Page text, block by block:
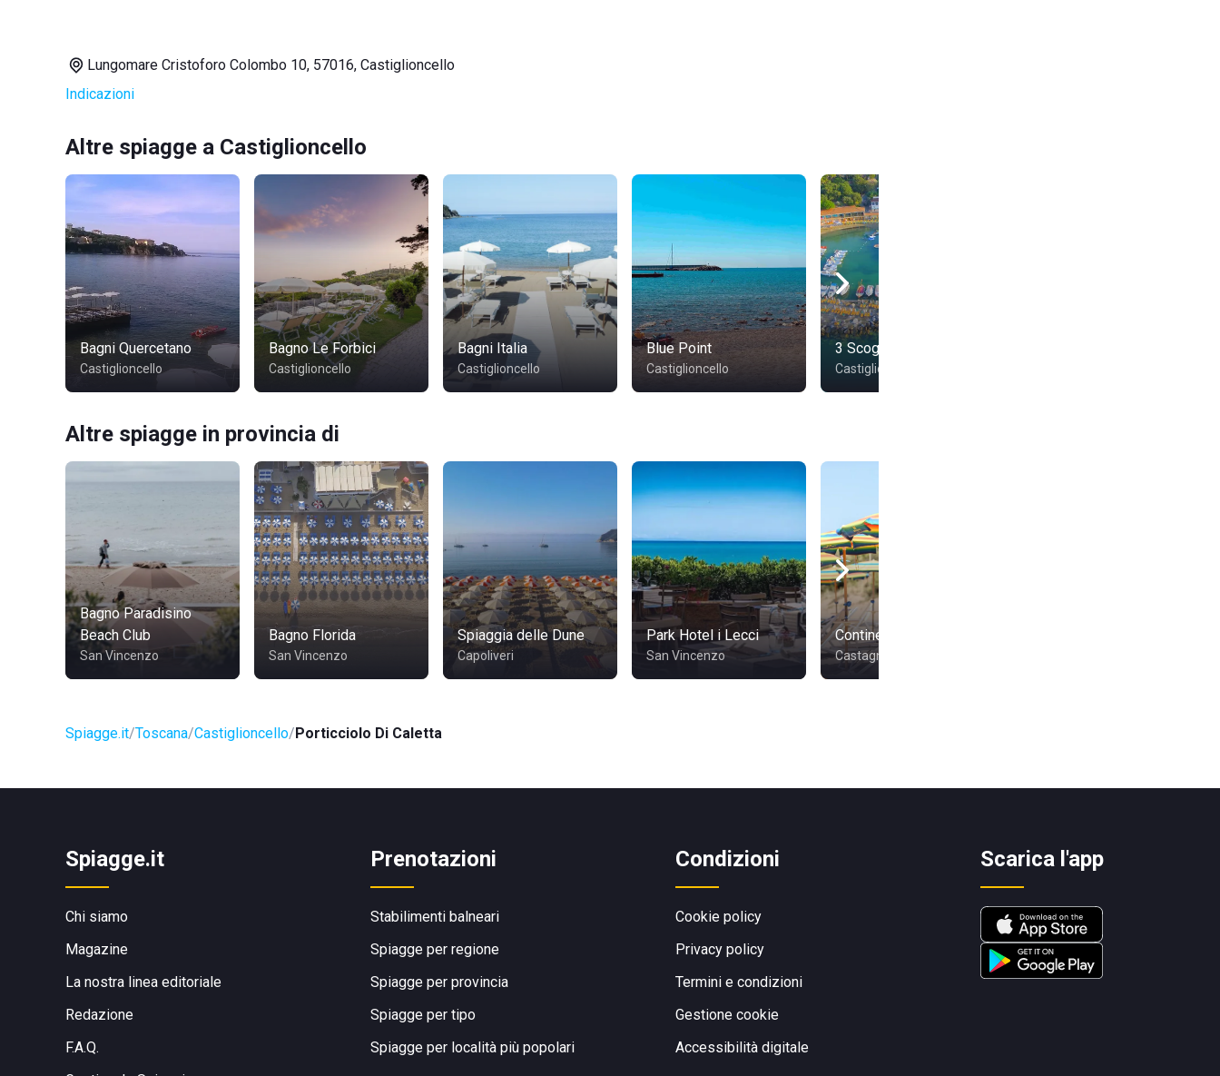
Lungomare Cristoforo Colombo 10, 57016, Castiglioncello
Indicazioni
Altre spiagge a Castiglioncello
Bagni Quercetano
Castiglioncello
Bagno Le Forbici
Castiglioncello
Bagni Italia
Castiglioncello
Blue Point
Castiglioncello
3 Scogli
Castiglioncello
Altre spiagge in provincia di
Bagno Paradisino
Beach Club
San Vincenzo
Bagno Florida
San Vincenzo
Spiaggia delle Dune
Capoliveri
Park Hotel i Lecci
San Vincenzo
Continental
Castagneto Carducci
Spiagge.it Toscana Castiglioncello Porticciolo Di Caletta
Spiagge.it
Chi siamo
Magazine
La nostra linea editoriale
Redazione
F.A.Q.
Prenotazioni
Stabilimenti balneari
Spiagge per regione
Spiagge per provincia
Spiagge per tipo
Spiagge per località più popolari
Condizioni
Cookie policy
Privacy policy
Termini e condizioni
Gestione cookie
Accessibilità digitale
Scarica l'app